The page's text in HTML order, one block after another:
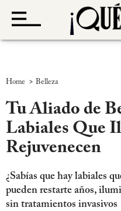
Home > Belleza
Tu Aliado de
Labiales Que
Rejuvenecen
¿Sabías que hay labiales
pueden restarte años,
sin tratamientos invasivos